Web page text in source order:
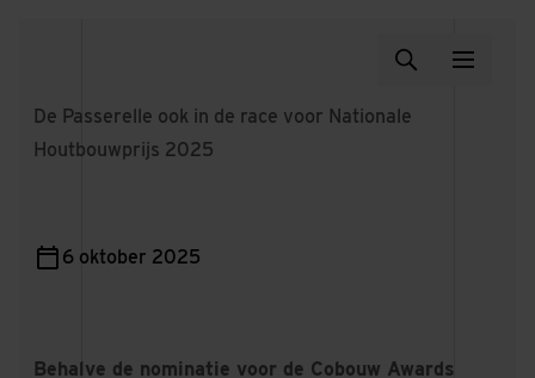
De Passerelle ook in de race voor Nationale
Houtbouwprijs 2025
6 oktober 2025
Behalve de nominatie voor de Cobouw Awards